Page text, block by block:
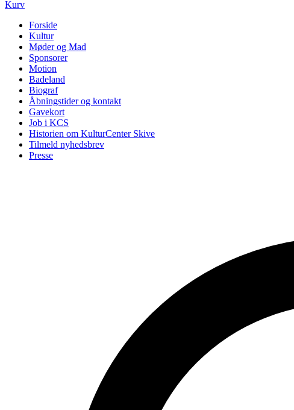
Kurv
Forside
Kultur
Møder og Mad
Sponsorer
Motion
Badeland
Biograf
Åbningstider og kontakt
Gavekort
Job i KCS
Historien om KulturCenter Skive
Tilmeld nyhedsbrev
Presse